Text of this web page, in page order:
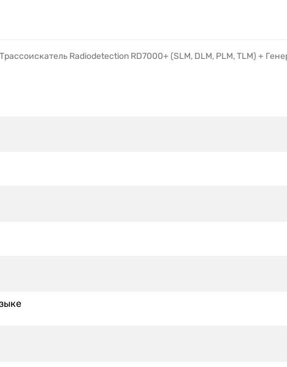
Трассоискатель Radiodetection RD7000+ (SLM, DLM, PLM, TLM) +